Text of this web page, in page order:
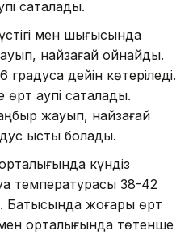
сақталады.
мен шығысында
найзағай ойнайды.
дейін көтеріледі.
қаупі сақталады.
жауып, найзағай
ыстық болады.
күндіз
температурасы 38-42
Батысында жоғары өрт
орталығында төтенше